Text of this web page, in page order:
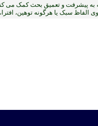
به پیشرفت و تعمیق بحث کمک می
الفاظ سبک یا هرگونه توهین،